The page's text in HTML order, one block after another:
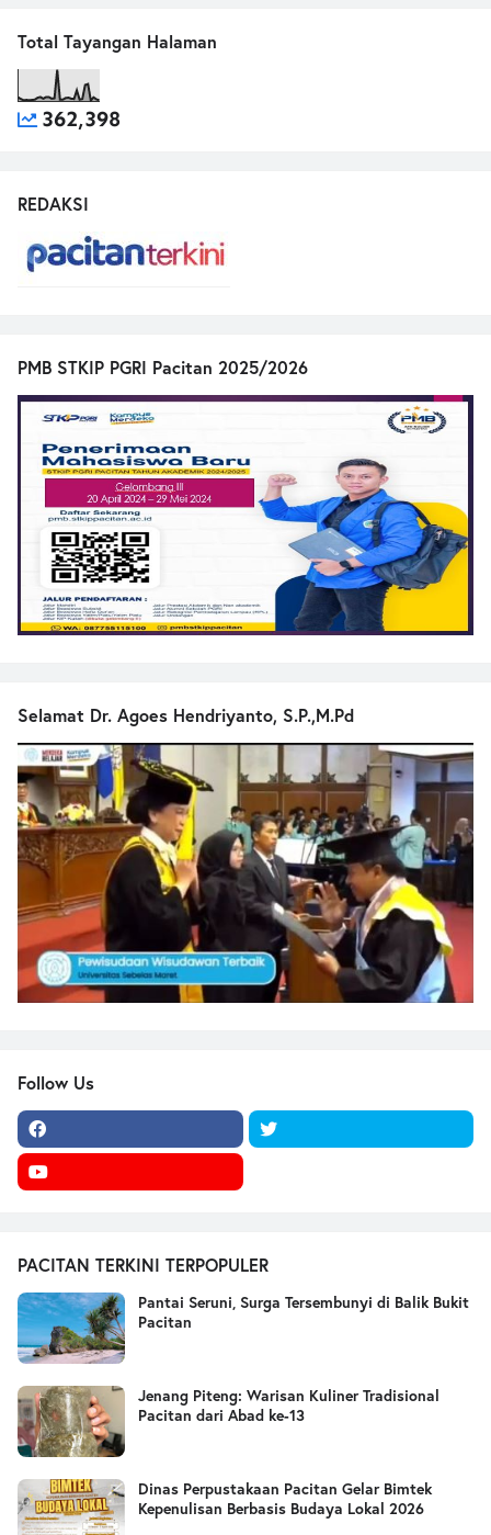
Total Tayangan Halaman
362,398
REDAKSI
PMB STKIP PGRI Pacitan 2025/2026
Selamat Dr. Agoes Hendriyanto, S.P.,M.Pd
Follow Us
PACITAN TERKINI TERPOPULER
Pantai Seruni, Surga Tersembunyi di Balik Bukit
Pacitan
Jenang Piteng: Warisan Kuliner Tradisional
Pacitan dari Abad ke-13
Dinas Perpustakaan Pacitan Gelar Bimtek
Kepenulisan Berbasis Budaya Lokal 2026